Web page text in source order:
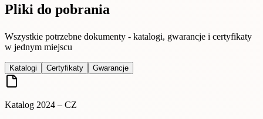
Pliki do pobrania
Wszystkie potrzebne dokumenty - katalogi, gwarancje i certyfikaty
w jednym miejscu
Katalogi Certyfikaty Gwarancje
Katalog 2024 – CZ